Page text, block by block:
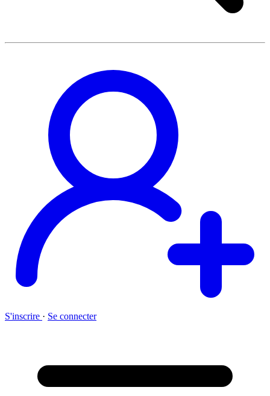
S'inscrire · Se connecter